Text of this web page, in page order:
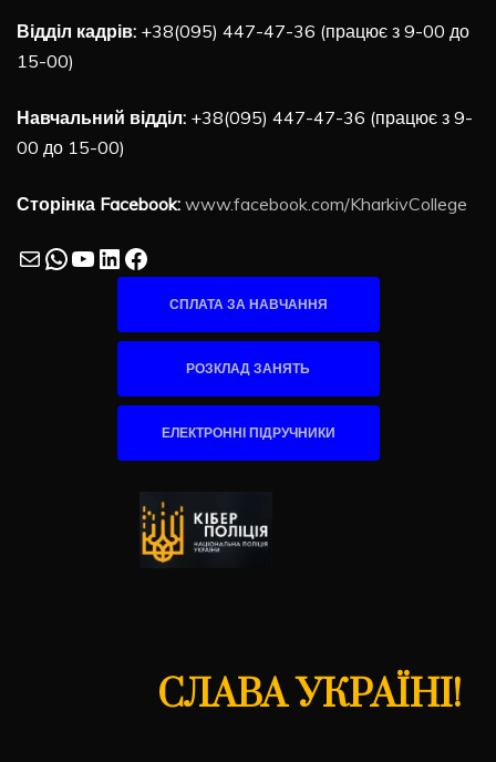
Відділ кадрів: +38(095) 447-47-36 (працює з 9-00 до
15-00)
Навчальний відділ: +38(095) 447-47-36 (працює з 9-
00 до 15-00)
Сторінка Facebook: www.facebook.com/KharkivCollege
MailWhatsApp
YouTube
LinkedIn
Facebook
СПЛАТА ЗА НАВЧАННЯ
РОЗКЛАД ЗАНЯТЬ
ЕЛЕКТРОННІ ПІДРУЧНИКИ
СЛАВА УКРАЇНІ!